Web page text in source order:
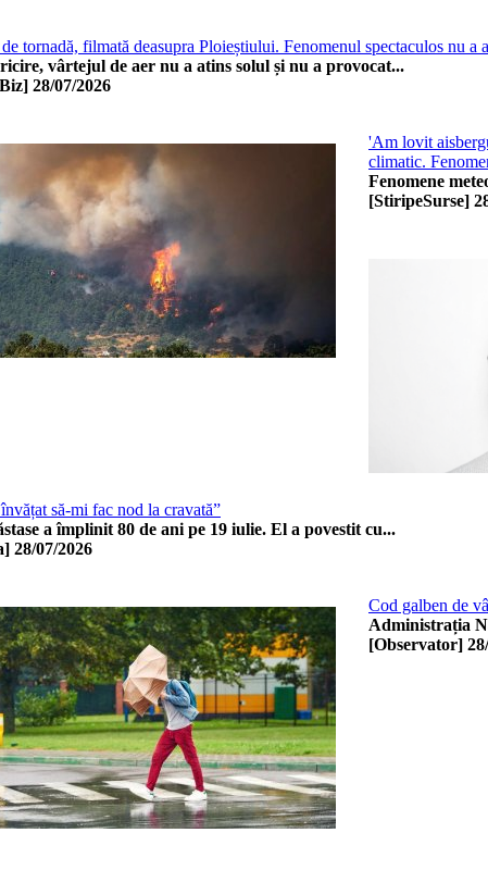
tornadă, filmată deasupra Ploieștiului. Fenomenul spectaculos nu a
vârtejul de aer nu a atins solul și nu a provocat...
28/07/2026
'Am lovit
climatic.
Fenomene
[StiripeSurse]
să-mi fac nod la cravată”
a împlinit 80 de ani pe 19 iulie. El a povestit cu...
28/07/2026
Cod galben de
Administrația
[Observator]